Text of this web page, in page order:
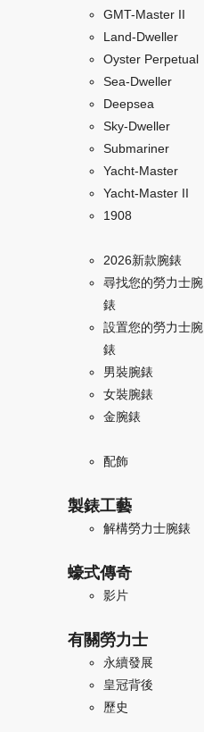
GMT-Master II
Land-Dweller
Oyster Perpetual
Sea-Dweller
Deepsea
Sky-Dweller
Submariner
Yacht-Master
Yacht-Master II
1908
2026新款腕錶
尋找您的勞力士腕
錶
設置您的勞力士腕
錶
男裝腕錶
女裝腕錶
金腕錶
配飾
製錶工藝
解構勞力士腕錶
蠔式傳奇
影片
有關勞力士
永續發展
皇冠背後
歷史